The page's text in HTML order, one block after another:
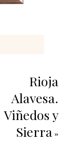
Rioja
Alavesa.
Viñedos y
Sierra »